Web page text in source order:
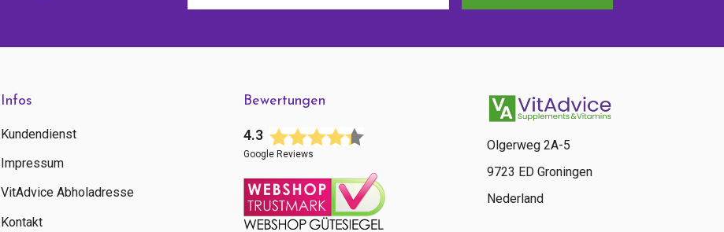
Infos
Kundendienst
Impressum
VitAdvice Abholadresse
Kontakt
Bewertungen
4.3
Google Reviews
Olgerweg 2A-5
9723 ED Groningen
Nederland